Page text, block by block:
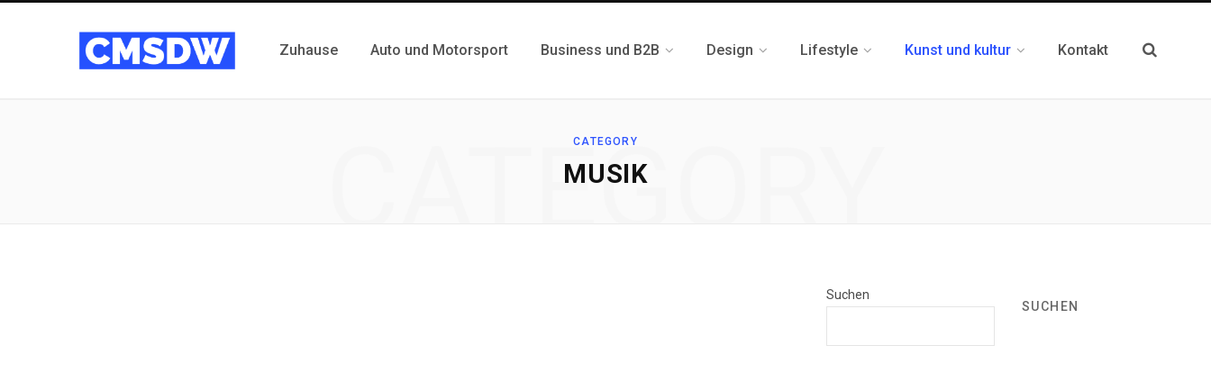
Zuhause Auto und Motorsport Business und B2B Design Lifestyle Kunst und kultur Kontakt
CATEGORY
MUSIK
CATEGORY
Suchen
SUCHEN